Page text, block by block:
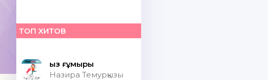
ТОП ХИТОВ
Қыз ғұмыры
Назира Темурқызы